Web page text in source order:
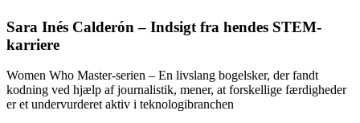
Sara Inés Calderón – Indsigt fra hendes STEM-
karriere
Women Who Master-serien – En livslang bogelsker, der fandt
kodning ved hjælp af journalistik, mener, at forskellige færdigheder
er et undervurderet aktiv i teknologibranchen